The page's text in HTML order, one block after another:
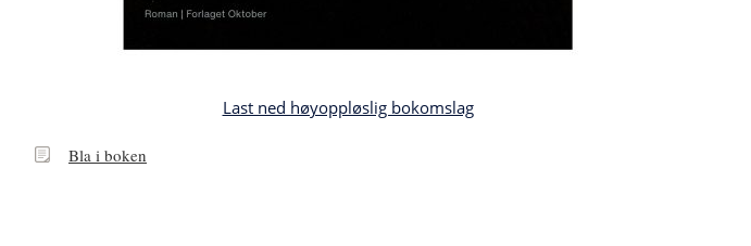
Last ned høyoppløslig bokomslag
BlaBla i boken